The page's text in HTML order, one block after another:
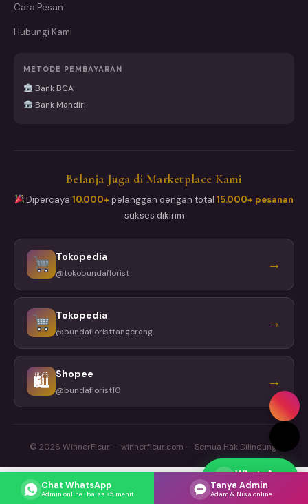
Cara Pesan
Hubungi Kami
METODE PEMBAYARAN
Bank BCA
Bank Mandiri
Belanja Juga di Marketplace Kami
Dipercaya10.000+ pelanggan dengan total15.000+ pesanan
sukses dikirim
Tokopedia
@tokobundaflorist →
Tokopedia
@bundafloristtangerang →
🛍 Shopee
@bundaflorist10 →
© 2026 WinnerFleur — winnerfleur.com — Semua Hak Dilindungi
WhatsApp
Respons cepat
Chat WhatsApp
Admin online · balas <5 menit
Tanya Admin
Adam & Nisa online